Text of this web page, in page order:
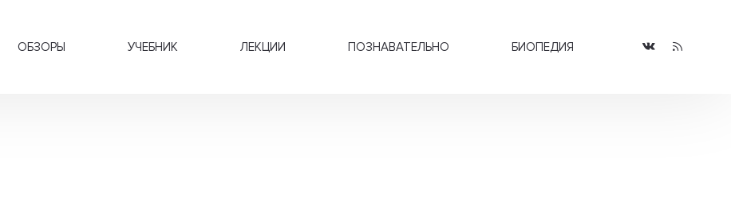
ОБЗОРЫ УЧЕБНИК ЛЕКЦИИ ПОЗНАВАТЕЛЬНО БИОПЕДИЯ